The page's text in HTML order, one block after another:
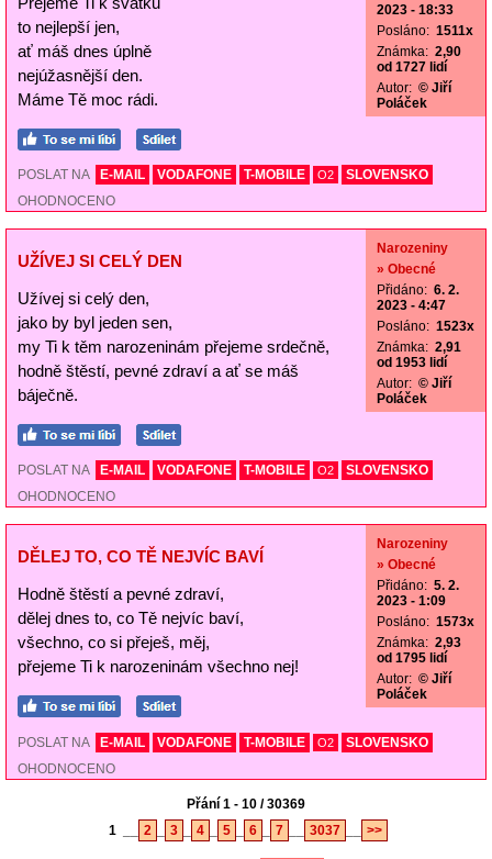
to nejlepší jen,
ať máš dnes úplně
nejúžasnější den.
Máme Tě moc rádi.
2023 - 18:33
Posláno: 1511x
Známka: 2,90
od 1727 lidí
Autor: © Jiří
Poláček
POSLAT NA E-MAIL VODAFONE T-MOBILE O2
SLOVENSKO
OHODNOCENO
UŽÍVEJ SI CELÝ DEN
Užívej si celý den,
jako by byl jeden sen,
my Ti k těm narozeninám přejeme srdečně,
hodně štěstí, pevné zdraví a ať se máš
báječně.
Narozeniny
» Obecné
Přidáno: 6. 2.
2023 - 4:47
Posláno: 1523x
Známka: 2,91
od 1953 lidí
Autor: © Jiří
Poláček
POSLAT NA E-MAIL VODAFONE T-MOBILE O2
SLOVENSKO
OHODNOCENO
DĚLEJ TO, CO TĚ NEJVÍC BAVÍ
Hodně štěstí a pevné zdraví,
dělej dnes to, co Tě nejvíc baví,
všechno, co si přeješ, měj,
přejeme Ti k narozeninám všechno nej!
Narozeniny
» Obecné
Přidáno: 5. 2.
2023 - 1:09
Posláno: 1573x
Známka: 2,93
od 1795 lidí
Autor: © Jiří
Poláček
POSLAT NA E-MAIL VODAFONE T-MOBILE O2
SLOVENSKO
OHODNOCENO
Přání 1 - 10 / 30369
1
2 3 4 5 6 7 3037 >>